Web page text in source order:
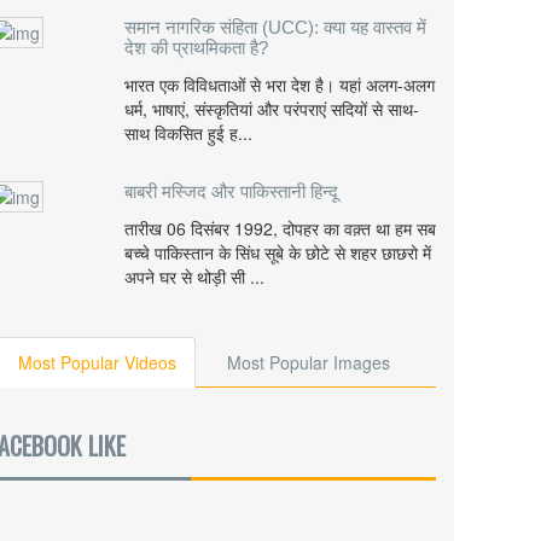
समान नागरिक संहिता (UCC): क्या यह वास्तव में
देश की प्राथमिकता है?
भारत एक विविधताओं से भरा देश है। यहां अलग-अलग
धर्म, भाषाएं, संस्कृतियां और परंपराएं सदियों से साथ-
साथ विकसित हुई ह...
बाबरी मस्जिद और पाकिस्तानी हिन्दू
तारीख 06 दिसंबर 1992, दोपहर का वक़्त था हम सब
बच्चे पाकिस्तान के सिंध सूबे के छोटे से शहर छाछरो में
अपने घर से थोड़ी सी ...
Most Popular Videos Most Popular Images
LIKE